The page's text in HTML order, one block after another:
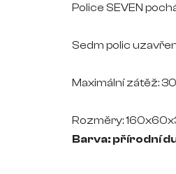
Police SEVEN
Sedm polic
Maximální zátěž:
Rozměry:
Barva: přírodní